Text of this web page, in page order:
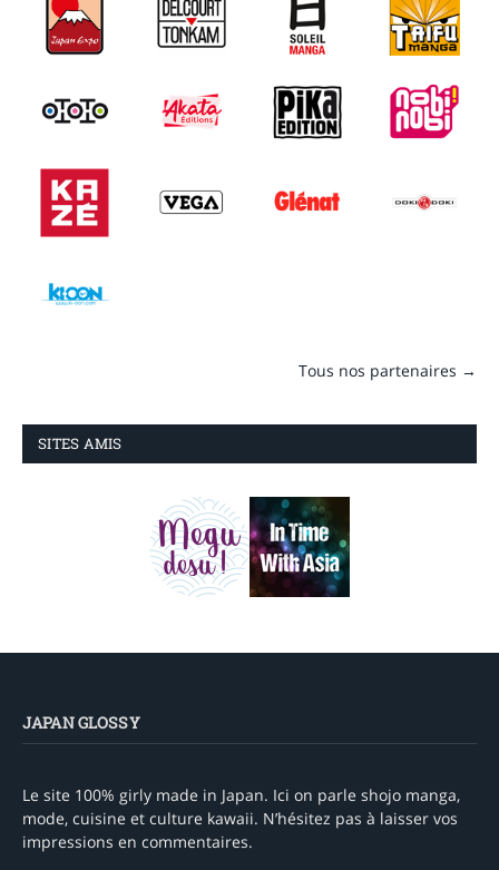
Tous nos partenaires →
SITES AMIS
JAPAN GLOSSY
Le site 100% girly made in Japan. Ici on parle shojo manga,
mode, cuisine et culture kawaii. N’hésitez pas à laisser vos
impressions en commentaires.